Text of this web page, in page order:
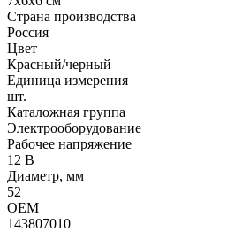
Страна производства
Россия
Цвет
Красный/черный
Единица измерения
шт.
Каталожная группа
Электрооборудование
Рабочее напряжение
12 В
Диаметр, мм
52
OEM
143807010